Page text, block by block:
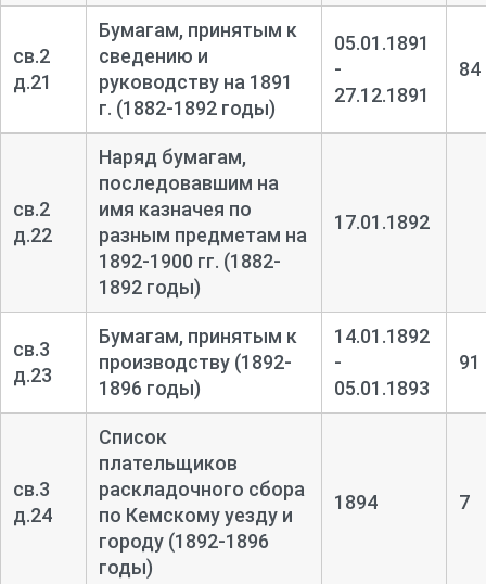
св.2
д.21
Бумагам, принятым к
сведению и
руководству на 1891
г. (1882-1892 годы)
05.01.1891
-
27.12.1891
84
св.2
д.22
Наряд бумагам,
последовавшим на
имя казначея по
разным предметам на
1892-1900 гг. (1882-
1892 годы)
17.01.1892
св.3
д.23
Бумагам, принятым к
производству (1892-
1896 годы)
14.01.1892
-
05.01.1893
91
св.3
д.24
Список
плательщиков
раскладочного сбора
по Кемскому уезду и
городу (1892-1896
годы)
1894 7